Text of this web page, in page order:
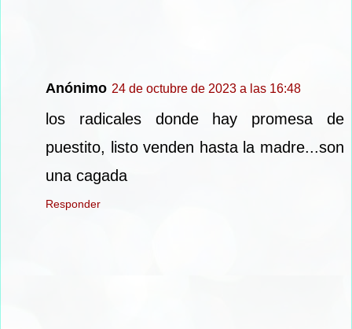
Anónimo 24 de octubre de 2023 a las 16:48
los radicales donde hay promesa de
puestito, listo venden hasta la madre...son
una cagada
Responder